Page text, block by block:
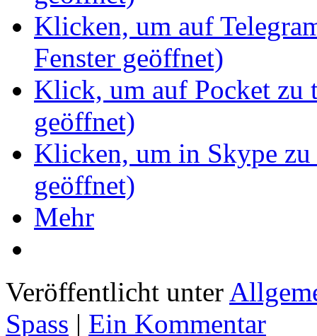
Klicken, um auf
Fenster geöffnet)
Klick, um auf Pocket zu
geöffnet)
Klicken, um in Skype
geöffnet)
Mehr
Veröffentlicht unter
Spass | Ein Kommentar